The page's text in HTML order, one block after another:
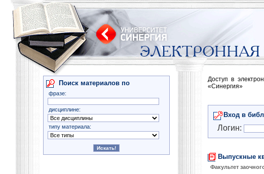
Поиск материалов по
фразе:
дисциплине:
типу материала:
Доступ в
«Синергия»
Вход в
Логин:
Выпускные
Факультет